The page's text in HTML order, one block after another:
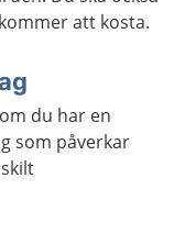
att kosta.
du har en
som påverkar